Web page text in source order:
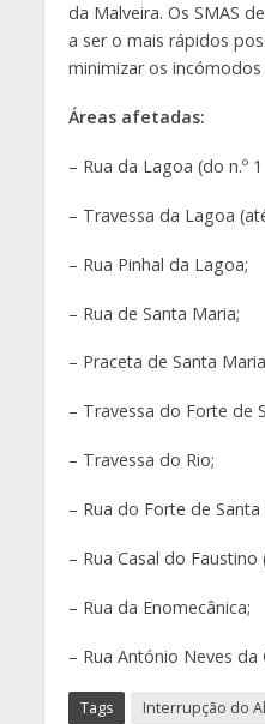
da Malveira. Os SMAS
a ser o mais rápidos
minimizar os incómodos
Áreas afetadas:
– Rua da Lagoa (do n.º
– Travessa da Lagoa
– Rua Pinhal da Lagoa;
– Rua de Santa Maria;
– Praceta de Santa
– Travessa do Forte de
– Travessa do Rio;
– Rua do Forte de Santa
– Rua Casal do
– Rua da Enomecânica;
– Rua António Neves da
Tags
Interrupção do